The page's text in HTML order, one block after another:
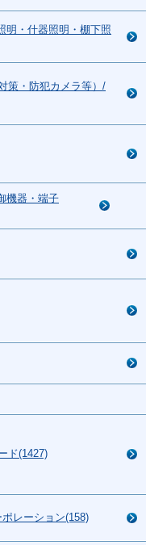
明・什器照明・棚下照
策・防犯カメラ等）/
機器・端子
ド(1427)
レーション(158)